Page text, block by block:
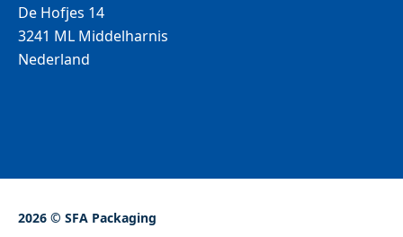
De Hofjes 14
3241 ML Middelharnis
Nederland
2026 © SFA Packaging